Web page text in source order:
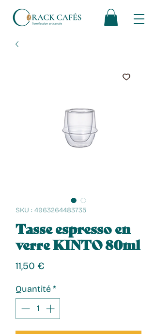
SKU : 4963264483735
Tasse espresso en
verre KINTO 80ml
11,50 €
Quantité*